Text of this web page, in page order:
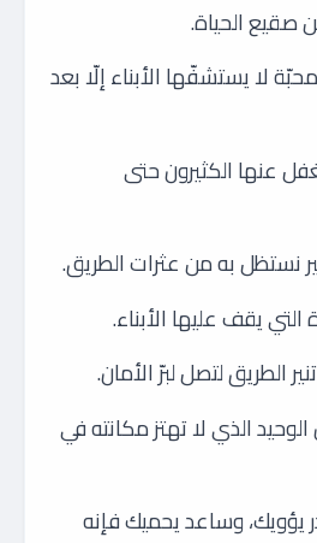
صقيع الحياة.
لا يستشفّها الأبناء إلّا بعد
عنها الكثيرون حتى
نستظل به من عثرات الطريق.
يقف عليها الأبناء.
الطريق لتصل لبرّ الأمان.
الذي لا تهتز مكانته في
يؤويك، وساعد يحميك فإنه